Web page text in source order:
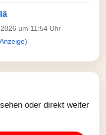
um 11:54 Uhr
oder direkt weiter